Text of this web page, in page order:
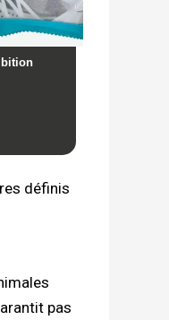
définis
pas